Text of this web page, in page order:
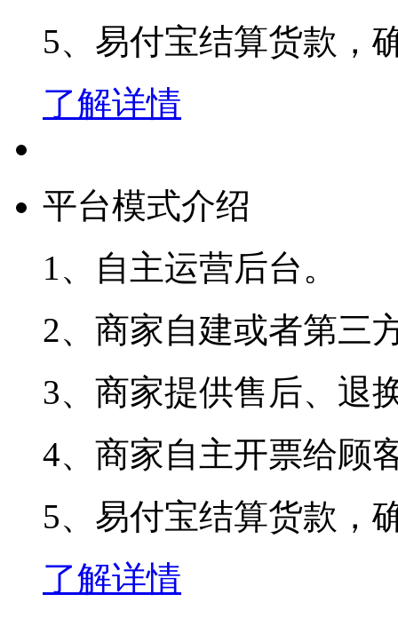
5、易付宝结算货款，
了解详情
平台模式介绍
1、自主运营后台。
2、商家自建或者第三
3、商家提供售后、退
4、商家自主开票给顾
5、易付宝结算货款，
了解详情